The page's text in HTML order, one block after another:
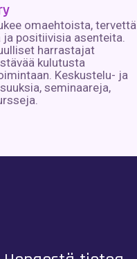
omaehtoista, tervettä
ja positiivisia asenteita.
harrastajat
kulutusta
Keskustelu- ja
seminaareja,